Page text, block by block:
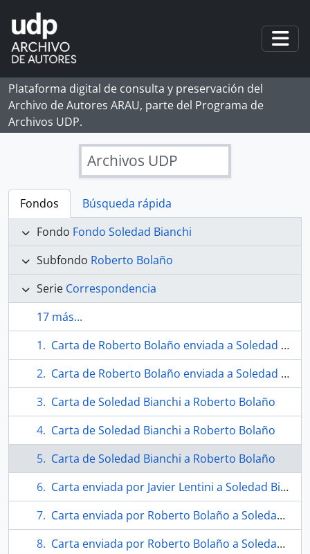
Skip to main content
Plataforma digital de consulta y preservación del
Archivo de Autores ARAU, parte del Programa de
Archivos UDP.
Archivos UDP
Fondos
Búsqueda rápida
Fondo Fondo Soledad Bianchi
Subfondo Roberto Bolaño
Serie Correspondencia
17 más...
Carta de Roberto Bolaño enviada a Soledad Bianchi
Carta de Roberto Bolaño enviada a Soledad Bianchi
Carta de Soledad Bianchi a Roberto Bolaño
Carta de Soledad Bianchi a Roberto Bolaño
Carta de Soledad Bianchi a Roberto Bolaño
Carta enviada por Javier Lentini a Soledad Bianchi
Carta enviada por Roberto Bolaño a Soledad Bianchi
Carta enviada por Roberto Bolaño a Soledad Bianchi